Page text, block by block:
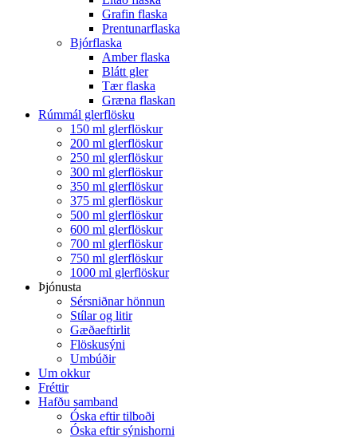
Grafin flaska
Prentunarflaska
Bjórflaska
Amber flaska
Blátt gler
Tær flaska
Græna flaskan
Rúmmál glerflösku
150 ml glerflöskur
200 ml glerflöskur
250 ml glerflöskur
300 ml glerflöskur
350 ml glerflöskur
375 ml glerflöskur
500 ml glerflöskur
600 ml glerflöskur
700 ml glerflöskur
750 ml glerflöskur
1000 ml glerflöskur
Þjónusta
Sérsniðnar hönnun
Stílar og litir
Gæðaeftirlit
Flöskusýni
Umbúðir
Um okkur
Fréttir
Hafðu samband
Óska eftir tilboði
Óska eftir sýnishorni